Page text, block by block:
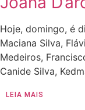
Hoje, domingo, é
Maciana Silva,
Medeiros,
Canide Silva,
LEIA MAIS